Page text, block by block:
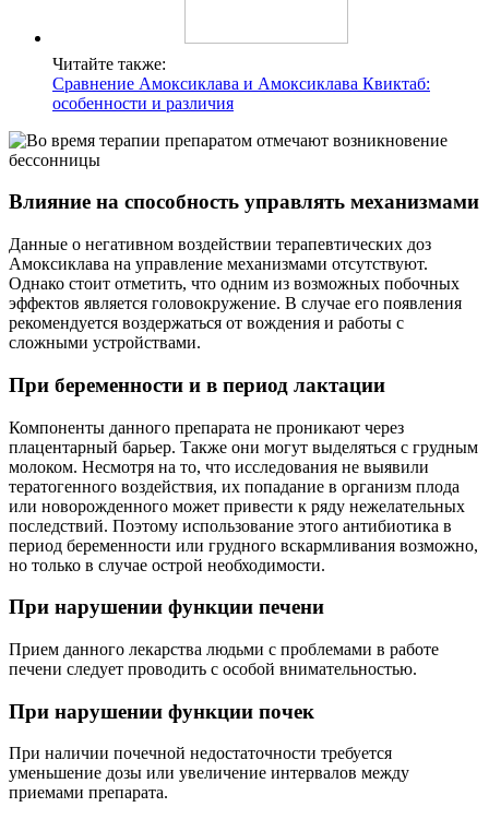
Читайте также:
Сравнение Амоксиклава и Амоксиклава Квиктаб:
особенности и различия
Влияние на способность управлять механизмами
Данные о негативном воздействии терапевтических доз
Амоксиклава на управление механизмами отсутствуют.
Однако стоит отметить, что одним из возможных побочных
эффектов является головокружение. В случае его появления
рекомендуется воздержаться от вождения и работы с
сложными устройствами.
При беременности и в период лактации
Компоненты данного препарата не проникают через
плацентарный барьер. Также они могут выделяться с грудным
молоком. Несмотря на то, что исследования не выявили
тератогенного воздействия, их попадание в организм плода
или новорожденного может привести к ряду нежелательных
последствий. Поэтому использование этого антибиотика в
период беременности или грудного вскармливания возможно,
но только в случае острой необходимости.
При нарушении функции печени
Прием данного лекарства людьми с проблемами в работе
печени следует проводить с особой внимательностью.
При нарушении функции почек
При наличии почечной недостаточности требуется
уменьшение дозы или увеличение интервалов между
приемами препарата.